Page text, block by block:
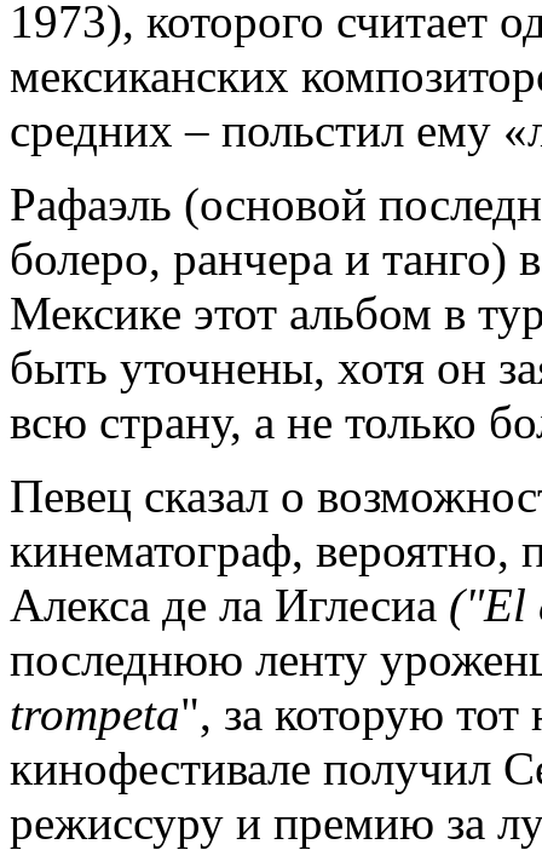
1973), которого считает
мексиканских
средних – польстил ему
Рафаэль (основой
болеро, ранчера и танго)
Мексике этот альбом в
быть уточнены, хотя он
всю страну, а не только
Певец сказал о
кинематограф, вероятно,
Алекса де ла Иглесиа ("El
последнюю ленту
trompeta", за которую
кинофестивале получил
режиссуру и премию за